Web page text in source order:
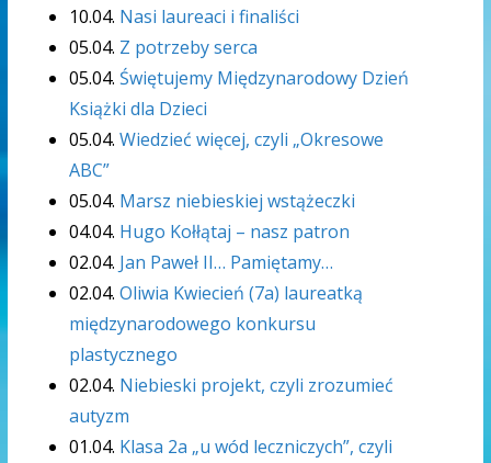
10.04. Nasi laureaci i finaliści
05.04. Z potrzeby serca
05.04. Świętujemy Międzynarodowy Dzień
Książki dla Dzieci
05.04. Wiedzieć więcej, czyli „Okresowe
ABC”
05.04. Marsz niebieskiej wstążeczki
04.04. Hugo Kołłątaj – nasz patron
02.04. Jan Paweł II… Pamiętamy…
02.04. Oliwia Kwiecień (7a) laureatką
międzynarodowego konkursu
plastycznego
02.04. Niebieski projekt, czyli zrozumieć
autyzm
01.04. Klasa 2a „u wód leczniczych”, czyli